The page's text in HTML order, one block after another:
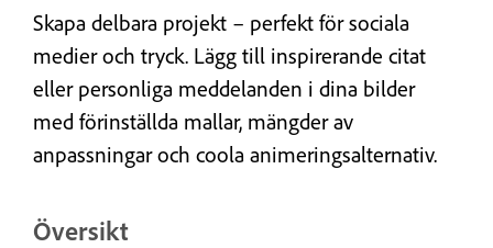
Skapa delbara projekt – perfekt för sociala
medier och tryck. Lägg till inspirerande citat
eller personliga meddelanden i dina bilder
med förinställda mallar, mängder av
anpassningar och coola animeringsalternativ.
Översikt